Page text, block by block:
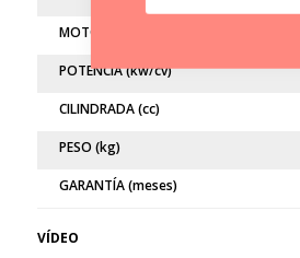
MOTO LIMITADA
POTENCIA (kw/cv)
CILINDRADA (cc)
PESO (kg)
GARANTÍA (meses)
VÍDEO